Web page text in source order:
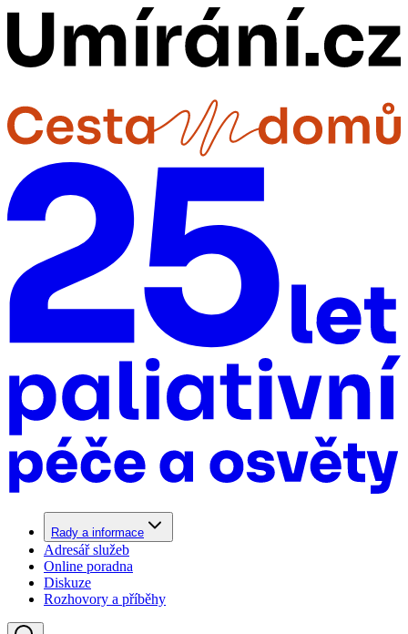
Rady a informace
Adresář služeb
Online poradna
Diskuze
Rozhovory a příběhy